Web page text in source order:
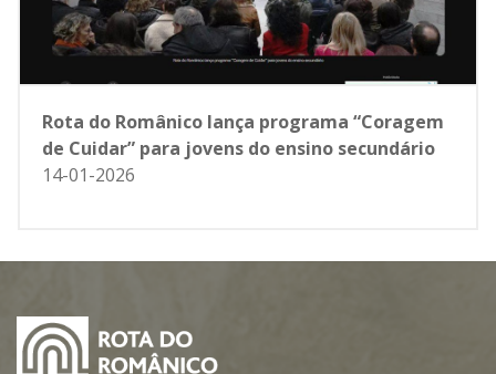
Rota do Românico lança programa “Coragem
de Cuidar” para jovens do ensino secundário
14-01-2026